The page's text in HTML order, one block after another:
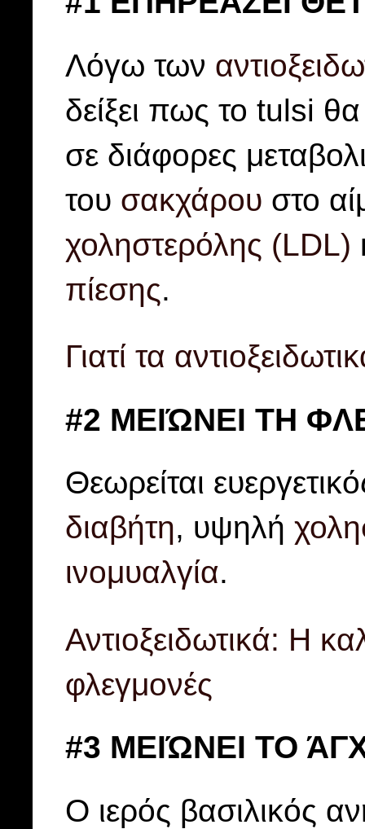
Λόγω των
δείξει πως το tulsi
σε διάφορες
του σακχάρου στο
χοληστερόλης (LDL)
πίεσης.
Γιατί τα
#2 ΜΕΙΏΝΕΙ ΤΗ
Θεωρείται
διαβήτη, υψηλή
ινομυαλγία.
Αντιοξειδωτικά: Η
φλεγμονές
#3 ΜΕΙΏΝΕΙ ΤΟ
Ο ιερός βασιλικός